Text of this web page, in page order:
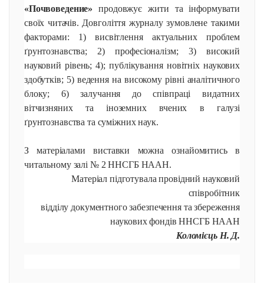
«Почвоведение» продовжує жити та інформувати
своїх читачів. Довголіття журналу зумовлене такими
факторами: 1) висвітлення актуальних проблем
ґрунтознавства; 2) професіоналізм; 3) високий
науковий рівень; 4); публікування новітніх наукових
здобутків; 5) ведення на високому рівні аналітичного
блоку; 6) залучання до співпраці видатних
вітчизняних та іноземних вчених в галузі
ґрунтознавства та суміжних наук.
З матеріалами виставки можна ознайомитись в
читальному залі № 2 ННСГБ НААН.
Матеріал підготувала провідний науковий
співробітник
відділу документного забезпечення та збереження
наукових фондів ННСГБ НААН
Коломієць Н. Д.